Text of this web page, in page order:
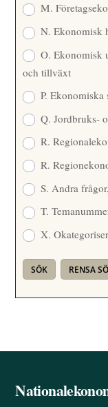
M.
N. Ekonomisk
O. Ekonomisk
och tillväxt
P. Ekonomiska
Q. Jordbruks-
R.
R.
S. Andra
T.
X.